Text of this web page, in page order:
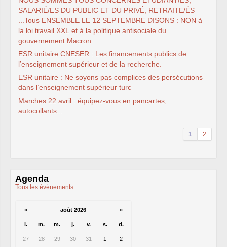
SALARIÉ/ES DU PUBLIC ET DU PRIVÉ, RETRAITE/ÉS
...Tous ENSEMBLE LE 12 SEPTEMBRE DISONS : NON à
la loi travail XXL et à la politique antisociale du
gouvernement Macron
ESR unitaire CNESER : Les financements publics de
l’enseignement supérieur et de la recherche.
ESR unitaire : Ne soyons pas complices des persécutions
dans l’enseignement supérieur turc
Marches 22 avril : équipez-vous en pancartes,
autocollants...
1 2
Agenda
Tous les événements
« août 2026 »
l. m. m. j. v. s. d.
27 28 29 30 31 1 2